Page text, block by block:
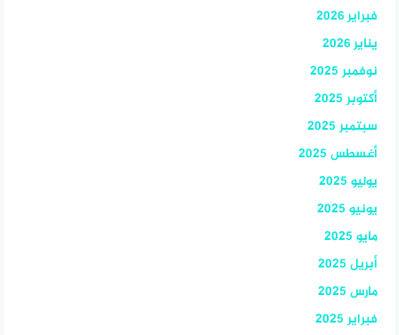
فبراير 2026
يناير 2026
نوفمبر 2025
أكتوبر 2025
سبتمبر 2025
أغسطس 2025
يوليو 2025
يونيو 2025
مايو 2025
أبريل 2025
مارس 2025
فبراير 2025